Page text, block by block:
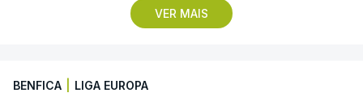
VER MAIS
quatro segundos do que o companheiro de equipa
pista.
BENFICA LIGA EUROPA